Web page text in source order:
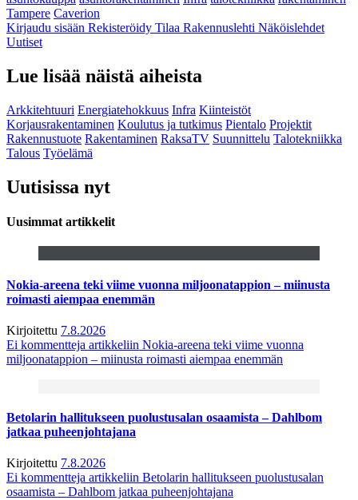
Tampere Caverion
Kirjaudu sisään Rekisteröidy Tilaa Rakennuslehti Näköislehdet
Uutiset
Lue lisää näistä aiheista
Arkkitehtuuri Energiatehokkuus Infra Kiinteistöt
Korjausrakentaminen Koulutus ja tutkimus Pientalo Projektit
Rakennustuote Rakentaminen RaksaTV Suunnittelu Talotekniikka
Talous Työelämä
Uutisissa nyt
Uusimmat artikkelit
Nokia-areena teki viime vuonna miljoonatappion – miinusta
roimasti aiempaa enemmän
Kirjoitettu 7.8.2026
Ei kommentteja artikkeliin Nokia-areena teki viime vuonna
miljoonatappion – miinusta roimasti aiempaa enemmän
Betolarin hallitukseen puolustusalan osaamista – Dahlbom
jatkaa puheenjohtajana
Kirjoitettu 7.8.2026
Ei kommentteja artikkeliin Betolarin hallitukseen puolustusalan
osaamista – Dahlbom jatkaa puheenjohtajana